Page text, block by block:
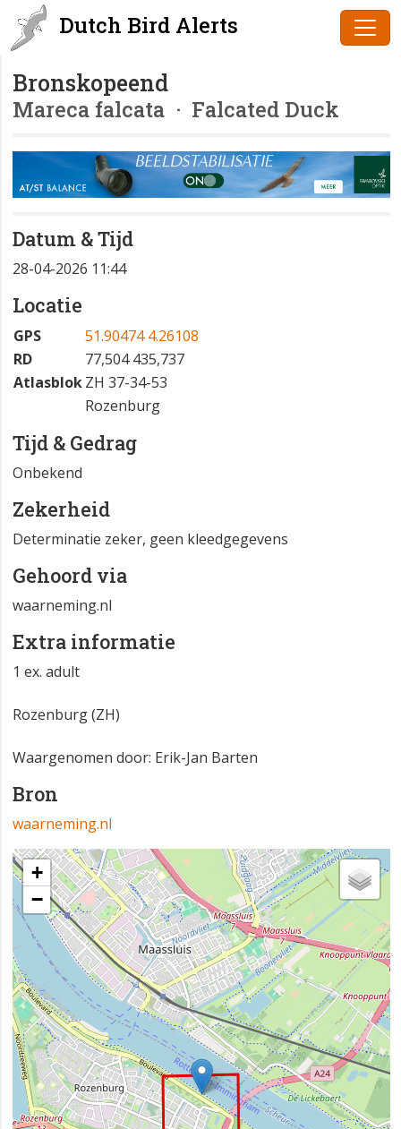
Dutch Bird Alerts
Bronskopeend
Mareca falcata · Falcated Duck
Datum & Tijd
28-04-2026 11:44
Locatie
GPS
51.90474 4.26108
RD
77,504 435,737
AtlasblokZH 37-34-53
Rozenburg
Tijd & Gedrag
Onbekend
Zekerheid
Determinatie zeker, geen kleedgegevens
Gehoord via
waarneming.nl
Extra informatie
1 ex. adult
Rozenburg (ZH)
Waargenomen door: Erik-Jan Barten
Bron
waarneming.nl
+
−